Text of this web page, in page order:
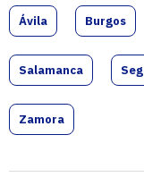
Ávila Burgos
Salamanca
Zamora